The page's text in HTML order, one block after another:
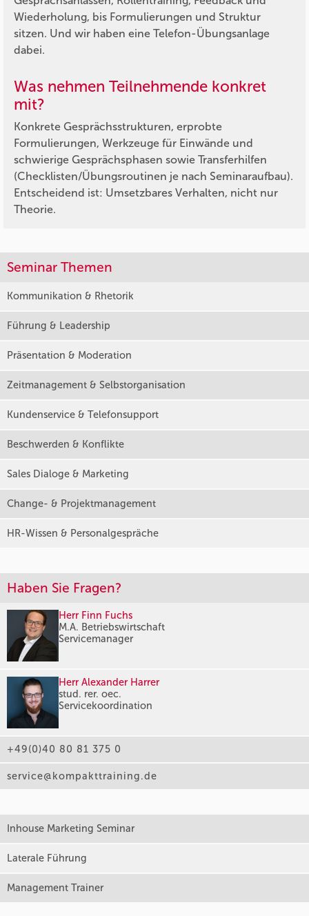
Seminar Themen
Kommunikation & Rhetorik
Führung & Leadership
Präsentation & Moderation
Zeitmanagement & Selbstorganisation
Kundenservice & Telefonsupport
Beschwerden & Konflikte
Sales Dialoge & Marketing
Change- & Projektmanagement
HR-Wissen & Personalgespräche
Haben Sie Fragen?
Herr Finn Fuchs
M.A. Betriebswirtschaft
Servicemanager
Herr Alexander Harrer
stud. rer. oec.
Servicekoordination
+49(0)40 80 81 375 0
service@kompakttraining.de
Inhouse Marketing Seminar
Laterale Führung
Management Trainer
Wiederholung, bis Formulierungen und Struktur
sitzen. Und wir haben eine Telefon-Übungsanlage
dabei.
Was nehmen Teilnehmende konkret
mit?
Konkrete Gesprächsstrukturen, erprobte
Formulierungen, Werkzeuge für Einwände und
schwierige Gesprächsphasen sowie Transferhilfen
(Checklisten/Übungsroutinen je nach Seminaraufbau).
Entscheidend ist: Umsetzbares Verhalten, nicht nur
Theorie.